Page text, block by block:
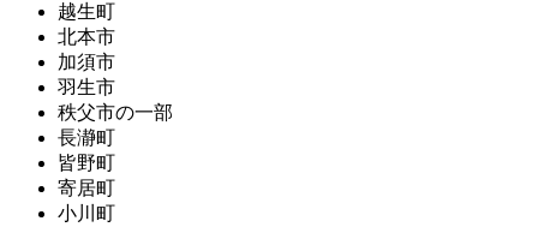
越生町
北本市
加須市
羽生市
秩父市の一部
長瀞町
皆野町
寄居町
小川町